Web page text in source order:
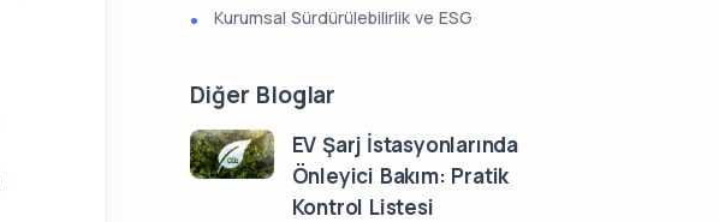
Kurumsal Sürdürülebilirlik ve ESG
Diğer Bloglar
EV Şarj İstasyonlarında
Önleyici Bakım: Pratik
Kontrol Listesi